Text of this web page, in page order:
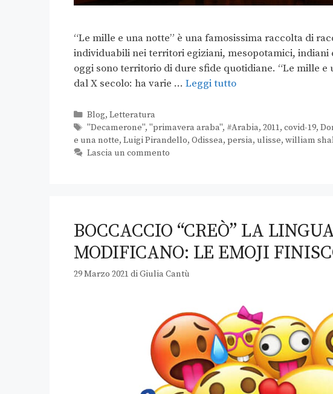
“Le mille e una notte” è una famosissima raccolta di
individuabili nei territori egiziani, mesopotamici,
oggi sono territorio di dure sfide quotidiane. “Le mille
dal X secolo: ha varie … Leggi tutto
Blog, Letteratura
"Decamerone", "primavera araba", #Arabia, 2011, covid-19,
e una notte, Luigi Pirandello, Odissea, persia, ulisse, william
Lascia un commento
BOCCACCIO “CREÒ” LA
MODIFICANO: LE EMOJI
29 Marzo 2021 diGiulia Cantù